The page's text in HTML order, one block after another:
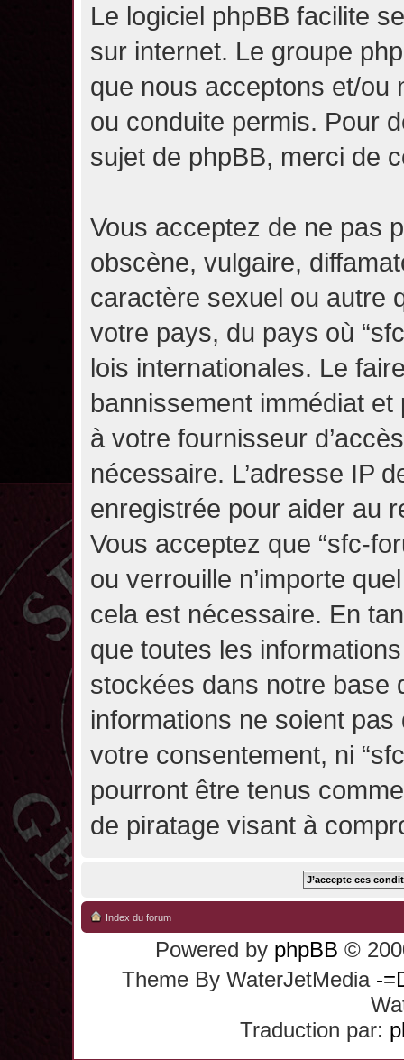
Le logiciel phpBB facilite
sur internet. Le groupe
que nous acceptons et/ou
ou conduite permis. Pour
sujet de phpBB, merci de
Vous acceptez de ne pas
obscène, vulgaire,
caractère sexuel ou autre
votre pays, du pays où
lois internationales. Le
bannissement immédiat
à votre fournisseur
nécessaire. L’adresse IP
enregistrée pour aider au
Vous acceptez que “sfc-
ou verrouille n’importe
cela est nécessaire. En
que toutes les
stockées dans notre base
informations ne soient
votre consentement, ni
pourront être tenus
de piratage visant à
Index du forum
Powered by phpBB ©
Theme By WaterJetMedia -
Traduction par: